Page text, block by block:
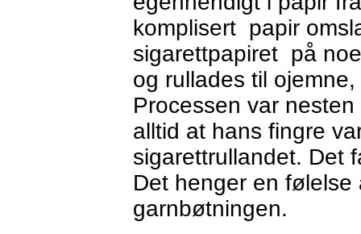
komplisert papir
sigarettpapiret på
og rullades til
Processen var
alltid at hans fingre
sigarettrullandet. Det
Det henger en
garnbøtningen.